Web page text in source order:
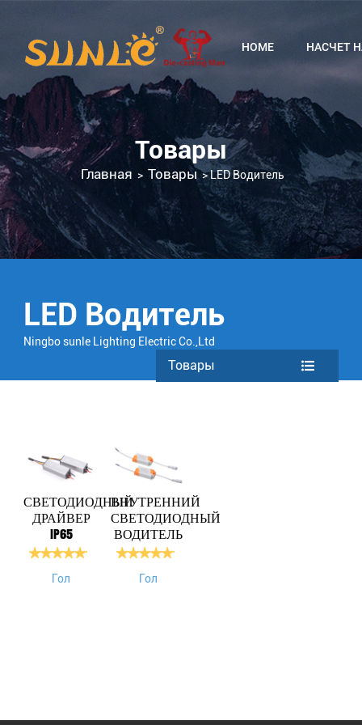
HOME НАСЧЕТ
Товары
Главная > Товары >LED Водитель
LED Водитель
Ningbo sunle Lighting Electric Co.,Ltd
Товары
СВЕТОДИОДНЫЙ
ДРАЙВЕР
IP65
Гол
ВНУТРЕННИЙ
СВЕТОДИОДНЫЙ
ВОДИТЕЛЬ
Гол